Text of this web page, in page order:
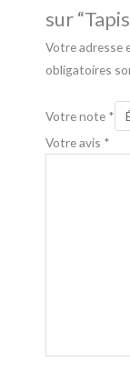
sur
Votre adresse
obligatoires
Votre note *
Votre avis *